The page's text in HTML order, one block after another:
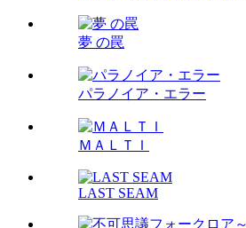
夢 の罠
パラノイア・エラー
ＭＡＬＴＩ
LAST SEAM